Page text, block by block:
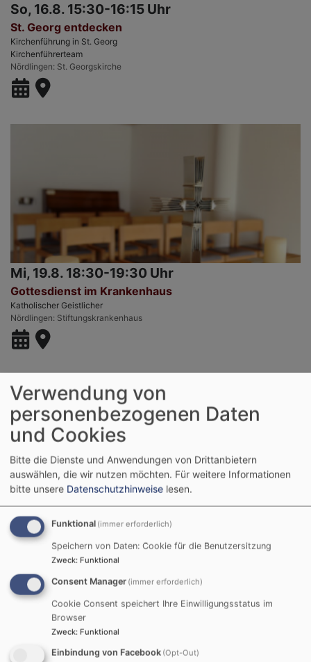
So, 16.8. 15:30-16:15 Uhr
St. Georg entdecken
Kirchenführung in St. Georg
Kirchenführerteam
Nördlingen St. Georgskirche
Mi, 19.8. 18:30-19:30 Uhr
Gottesdienst im Krankenhaus
Katholischer Geistlicher
Nördlingen Stiftungskrankenhaus
Do, 20.8. 15-16 Uhr
Gottesdienst im Bürgerheim
Nördlingen Pflegezentrum Bürgerheim
Verwendung von
personenbezogenen Daten
und Cookies
Bitte die Dienste und Anwendungen von Drittanbietern
auswählen, die wir nutzen möchten. Für weitere Informationen
bitte unsere Datenschutzhinweise lesen.
Funktional (immer erforderlich)
Speichern von Daten: Cookie für die Benutzersitzung
Zweck: Funktional
Consent Manager (immer erforderlich)
Cookie Consent speichert Ihre Einwilligungsstatus im
Browser
Zweck: Funktional
Einbindung von Facebook (Opt-Out)